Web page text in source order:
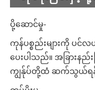
ပို့ဆောင်မှု-
ကုန်ပစ္စည်းများကို ပင်လ
ပေးပါသည်။ အခြားနည်
ကျွန်ုပ်တို့ထံ ဆက်သွယ်ရန်